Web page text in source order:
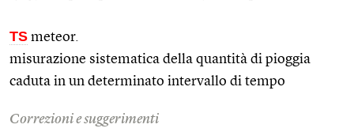
TS meteor.
misurazione sistematica della quantità di pioggia
caduta in un determinato intervallo di tempo
Correzioni e suggerimenti